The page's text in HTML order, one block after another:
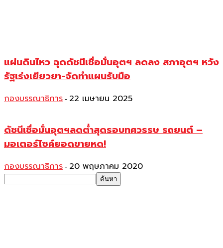
แผ่นดินไหว ฉุดดัชนีเชื่อมั่นอุตฯ ลดลง สภาอุตฯ หวัง
รัฐเร่งเยียวยา-จัดทำแผนรับมือ
กองบรรณาธิการ - 22 เมษายน 2025
ดัชนีเชื่อมั่นอุตฯลดต่ำสุดรอบทศวรรษ รถยนต์ –
มอเตอร์ไซค์ยอดขายหด!
กองบรรณาธิการ - 20 พฤษภาคม 2020